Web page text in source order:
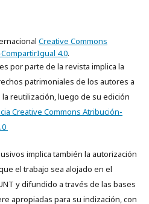
Creative Commons
4.0.
por parte de la revista implica la
patrimoniales de los autores a
reutilización, luego de su edición
Creative Commons Atribución-
implica también la autorización
el trabajo sea alojado en el
y difundido a través de las bases
apropiadas para su indización, con